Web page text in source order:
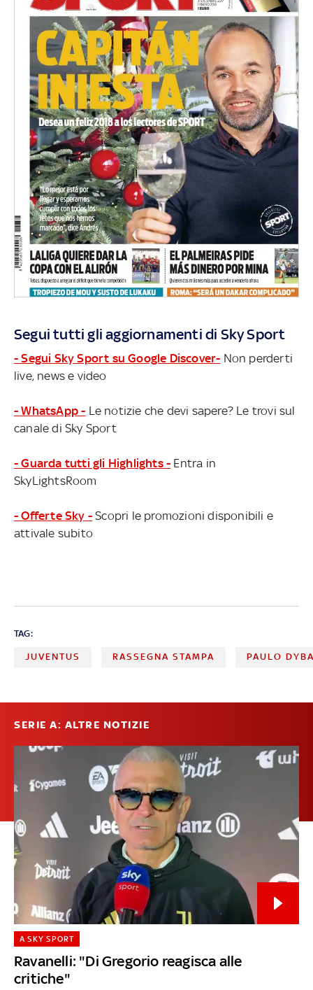
Segui tutti gli aggiornamenti di Sky Sport
- Segui Sky Sport su Google Discover- Non perderti
live, news e video
- WhatsApp - Le notizie che devi sapere? Le trovi sul
canale di Sky Sport
- Guarda tutti gli Highlights - Entra in
SkyLightsRoom
- Offerte Sky - Scopri le promozioni disponibili e
attivale subito
TAG:
JUVENTUS RASSEGNA STAMPA PAULO
SERIE A: ALTRE NOTIZIE
Ravanelli: "Di Gregorio reagisca alle
critiche"
A SKY SPORT